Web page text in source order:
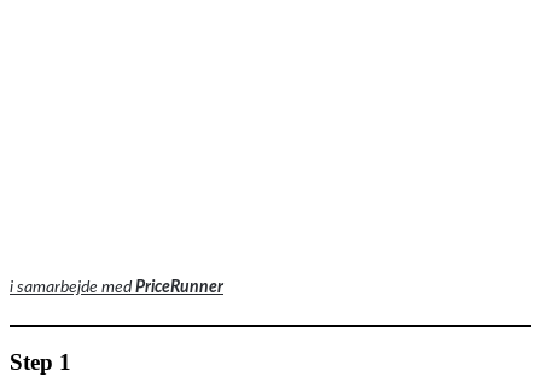
i samarbejde medPriceRunner
Step 1